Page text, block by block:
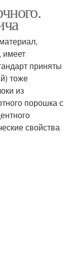
имеет
приняты
тоже
из
порошка с
свойства